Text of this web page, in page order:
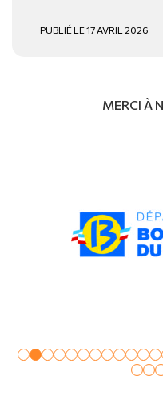
PUBLIÉ LE 17 AVRIL 2026
MERCI À